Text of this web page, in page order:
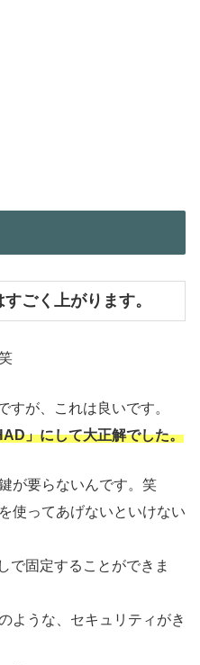
ごく上がります。
すが、これは良いです。
」にして大正解でした。
が要らないんです。笑
使ってあげないといけない
で固定することができま
ような、セキュリティがき